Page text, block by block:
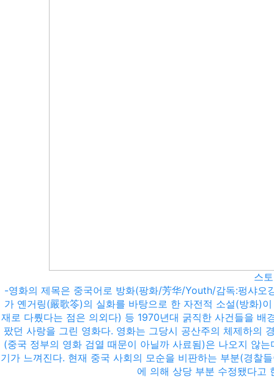
스
-영화의 제목은 중국어로 방화(팡화/芳华/Youth/감독:펑샤
가 옌거링(嚴歌笭)의 실화를 바탕으로 한 자전적 소설(방화)
재로 다뤘다는 점은 의외다) 등 1970년대 굵직한 사건들을
팠던 사랑을 그린 영화다. 영화는 그당시 공산주의 체제하의
(중국 정부의 영화 검열 때문이 아닐까 사료됨)은 나오지 않
기가 느껴진다. 현재 중국 사회의 모순을 비판하는 부분(경찰
에 의해 상당 부분 수정됐다고